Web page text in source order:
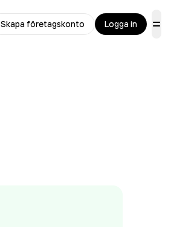
Skapa företagskonto Logga in